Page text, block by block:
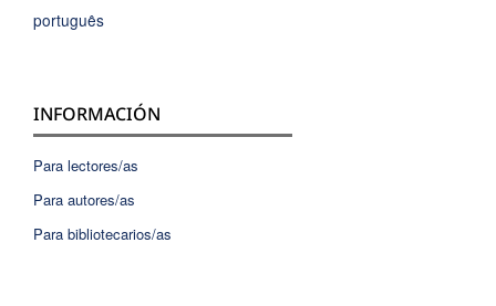
português
INFORMACIÓN
Para lectores/as
Para autores/as
Para bibliotecarios/as